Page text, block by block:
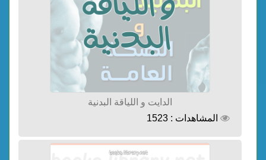
الدايت و اللياقة البدنية
المشاهدات : 1523